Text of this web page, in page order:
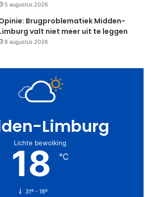
5 augustus 2026
Brugproblematiek Midden-
valt niet meer uit te leggen
8 augustus 2026
Limburg
Lichte bewolking
18 ℃
31º - 18º